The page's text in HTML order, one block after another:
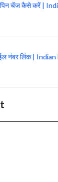
पिन चेंज कैसे करें |
नंबर लिंक |